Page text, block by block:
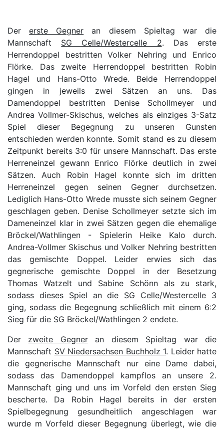
Dererste Gegner an diesem Spieltag war die
Mannschaft SG Celle/Westercelle 2. Das erste
Herrendoppel bestritten Volker Nehring und Enrico
Flörke. Das zweite Herrendoppel bestritten Robin
Hagel und Hans-Otto Wrede. Beide Herrendoppel
gingen in jeweils zwei Sätzen an uns. Das
Damendoppel bestritten Denise Schollmeyer und
Andrea Vollmer-Skischus, welches als einziges 3-Satz
Spiel dieser Begegnung zu unseren Gunsten
entschieden werden konnte. Somit stand es zu diesem
Zeitpunkt bereits 3:0 für unsere Mannschaft. Das erste
Herreneinzel gewann Enrico Flörke deutlich in zwei
Sätzen. Auch Robin Hagel konnte sich im dritten
Herreneinzel gegen seinen Gegner durchsetzen.
Lediglich Hans-Otto Wrede musste sich seinem Gegner
geschlagen geben. Denise Schollmeyer setzte sich im
Dameneinzel klar in zwei Sätzen gegen die ehemalige
Bröckel/Wathlingen - Spielerin Heike Kalo durch.
Andrea-Vollmer Skischus und Volker Nehring bestritten
das gemischte Doppel. Leider erwies sich das
gegnerische gemischte Doppel in der Besetzung
Thomas Watzelt und Sabine Schönn als zu stark,
sodass dieses Spiel an die SG Celle/Westercelle 3
ging, sodass die Begegnung schließlich mit einem 6:2
Sieg für die SG Bröckel/Wathlingen 2 endete.
Der zweite Gegneran diesem Spieltag war die
Mannschaft SV Niedersachsen Buchholz 1. Leider hatte
die gegnerische Mannschaft nur eine Dame dabei,
sodass das Damendoppel kampflos an unsere 2.
Mannschaft ging und uns im Vorfeld den ersten Sieg
bescherte. Da Robin Hagel bereits in der ersten
Spielbegegnung gesundheitlich angeschlagen war
wurde m Vorfeld dieser Begegnung überlegt, wie die